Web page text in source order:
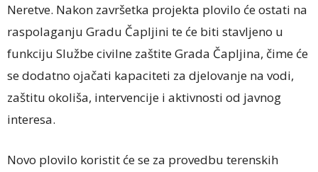
Neretve. Nakon završetka projekta plovilo će ostati na
raspolaganju Gradu Čapljini te će biti stavljeno u
funkciju Službe civilne zaštite Grada Čapljina, čime će
se dodatno ojačati kapaciteti za djelovanje na vodi,
zaštitu okoliša, intervencije i aktivnosti od javnog
interesa.
Novo plovilo koristit će se za provedbu terenskih